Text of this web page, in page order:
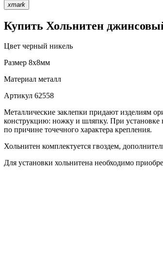
xmark
Купить Хольнитен
Цвет черный никель
Размер 8х8мм
Материал металл
Артикул 62558
Металлические заклепки придают изделиям
конструкцию: ножку и шляпку. При установке
по причине точечного характера крепления.
Хольнитен комплектуется гвоздем,
Для установки хольнитена необходимо